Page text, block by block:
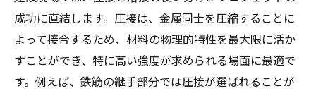
成功に直結します。圧接は、金属同士を圧縮することに
よって接合するため、材料の物理的特性を最大限に活か
すことができ、特に高い強度が求められる場面に最適で
す。例えば、鉄筋の継手部分では圧接が選ばれることが